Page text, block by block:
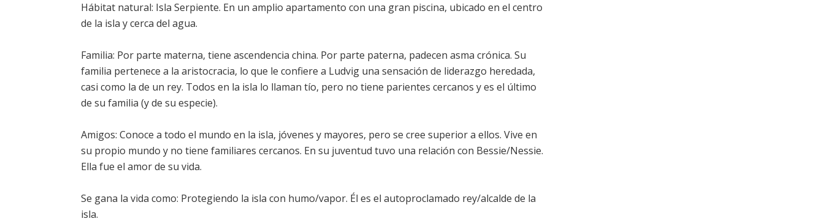
Hábitat natural: Isla Serpiente. En un amplio apartamento con una gran piscina, ubicado en el centro
de la isla y cerca del agua.
Familia: Por parte materna, tiene ascendencia china. Por parte paterna, padecen asma crónica. Su
familia pertenece a la aristocracia, lo que le confiere a Ludvig una sensación de liderazgo heredada,
casi como la de un rey. Todos en la isla lo llaman tío, pero no tiene parientes cercanos y es el último
de su familia (y de su especie).
Amigos: Conoce a todo el mundo en la isla, jóvenes y mayores, pero se cree superior a ellos. Vive en
su propio mundo y no tiene familiares cercanos. En su juventud tuvo una relación con Bessie/Nessie.
Ella fue el amor de su vida.
Se gana la vida como: Protegiendo la isla con humo/vapor. Él es el autoproclamado rey/alcalde de la
isla.